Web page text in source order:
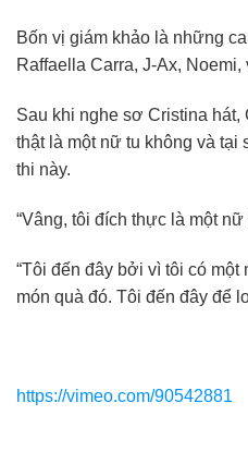
Bốn vị giám khảo là những
Raffaella Carra, J-Ax, Noemi,
Sau khi nghe sơ Cristina
thật là một nữ tu không và tại
thi này.
“Vâng, tôi đích thực là một
“Tôi đến đây bởi vì tôi có
món quà đó. Tôi đến đây để
https://vimeo.com/90542881